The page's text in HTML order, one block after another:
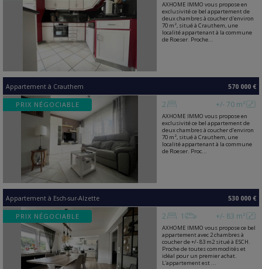
AXHOME IMMO vous propose en
exclusivité ce bel appartement de
deux chambres à coucher d'environ
70 m², situé à Crauthem, une
localité appartenant à la commune
de Roeser. Proche...
Appartement à Crauthem 570 000 €
PRIX NÉGOCIABLE +/- 70 m²
2
AXHOME IMMO vous propose en
exclusivité ce bel appartement de
deux chambres à coucher d’environ
70 m², situé à Crauthem, une
localité appartenant à la commune
de Roeser. Proc...
Appartement à Esch-sur-Alzette 530 000 €
PRIX NÉGOCIABLE +/- 83 m²
2 1
AXHOME IMMO vous propose ce bel
appartement avec 2 chambres à
coucher de +/- 83 m2 situé à ESCH.
Proche de toutes commodités et
idéal pour un premier achat.
L'appartement est ...